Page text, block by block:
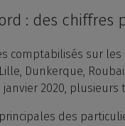
: des chiffres
comptabilisés sur
Dunkerque,
janvier 2020,
des